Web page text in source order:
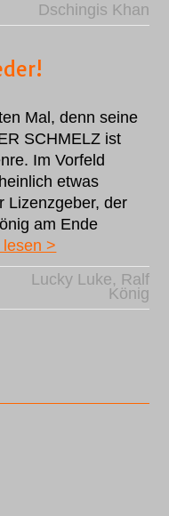
Dschingis Khan
Mal, denn seine
SCHMELZ ist
Im Vorfeld
etwas
Lizenzgeber, der
am Ende
lesen >
Lucky Luke, Ralf
König